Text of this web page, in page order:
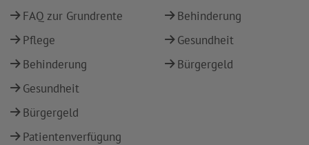
FAQ zur Grundrente
Pflege
Behinderung
Gesundheit
Bürgergeld
Patientenverfügung
Behinderung
Gesundheit
Bürgergeld